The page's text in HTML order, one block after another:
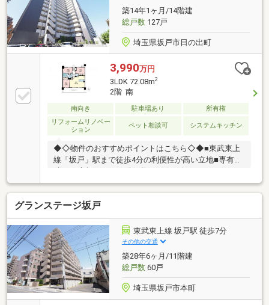
フォーム内夜を見に来てください。詳しくは西武開
発・狭山店【0120-935-983】までお気軽にお問い合わ
せ下さいませ！
築14年1ヶ月/14階建
総戸数127戸
埼玉県坂戸市日の出町
3,990万円
3LDK 72.08m2
2階 南
南向き 駐車場あり
所有権
リフォームリノベー
ション
ペット相談可 システムキッチン
◆◇物件のおすすめポイントはこちら◇◆■東武東上
線「坂戸」駅まで徒歩4分の利便性が高い立地■専有面
ィ■陽当たり良好な南向き2階部分■ペンダントライト
を採用したフラット対面キッチン■スイッチひとつで
簡単に食器がピカピカ！食洗機付き■お片付けしやす
くお部屋がすっきり、リビングと全居室収納完備■大
切なペットと一緒に過ごせるマンション■気持ちよく
新生活を送れるよう、リノベーション後のお引渡し
グランステージ坂戸
東武東上線 坂戸駅 徒歩7分
その他の交通
築28年6ヶ月/11階建
総戸数60戸
埼玉県坂戸市本町